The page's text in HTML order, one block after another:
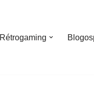
Rétrogaming